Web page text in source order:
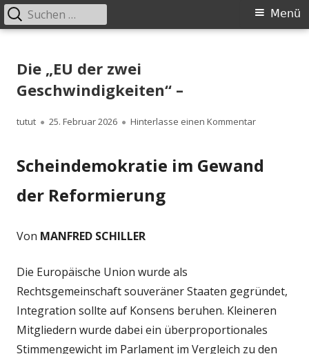
zum
Primäres
Menü
Suchen
nach:
Die „EU der zwei
Geschwindigkeiten“ –
Autor
tutut
Veröffentlicht
25. Februar 2026 Hinterlasse einen Kommentarzu Die „EU
Scheindemokratie im Gewand
der Reformierung
Von MANFRED SCHILLER
Die Europäische Union wurde als
Rechtsgemeinschaft souveräner Staaten gegründet,
Integration sollte auf Konsens beruhen. Kleineren
Mitgliedern wurde dabei ein überproportionales
Stimmengewicht im Parlament im Vergleich zu den